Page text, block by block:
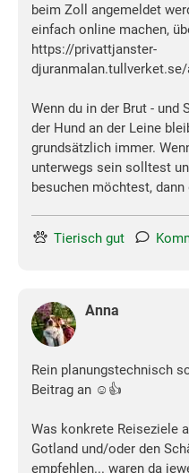
beim Zoll angemeldet
einfach online machen,
https://privattjanster-
Wenn du in der Brut - und
der Hund an der Leine
grundsätzlich immer.
unterwegs sein solltest
besuchen möchtest,
Tierisch gut
Anna
Rein planungstechnisch
Beitrag an ☺👍
Was konkrete Reiseziele
Gotland und/oder den
empfehlen... waren da